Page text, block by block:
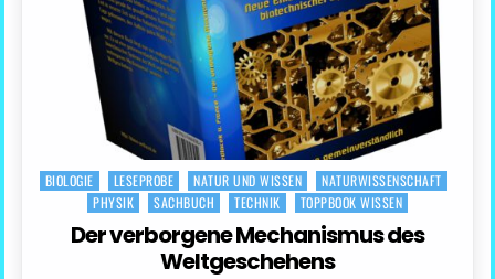
Posted
BIOLOGIE LESEPROBE NATUR UND WISSEN
NATURWISSENSCHAFT
PHYSIK
SACHBUCH TECHNIK TOPPBOOK WISSEN
Der verborgene Mechanismus des
Weltgeschehens